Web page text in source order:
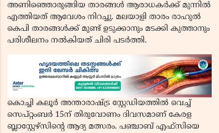
അണിഞ്ഞൊരുങ്ങിയ താരങ്ങൾ ആരാധകർക്ക് മുന്നിൽ
എത്തിയത് ആവേശം നിറച്ചു. മലയാളി താരം രാഹുൽ
കെപി താരങ്ങൾക്ക് മുണ്ട് ഉടുക്കാനും മടക്കി കുത്താനും
പരിശീലനം നൽകിയത് ചിരി പടർത്തി.
കൊച്ചി കലൂർ അന്താരാഷ്ട്ര സ്റ്റേഡിയത്തിൽ വെച്ച്
സെപ്റ്റംബർ 15ന് തിരുവോണം ദിവസമാണ് കേരള
ബ്ലാസ്റ്റേഴ്സിന്റെ ആദ്യ മത്സരം. പഞ്ചാബ് എഫ്‌സിയെ